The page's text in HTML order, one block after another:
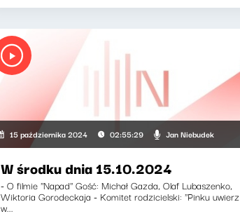
15 października 2024 02:55:29 Jan Niebudek
W środku dnia 15.10.2024
- O filmie ''Napad'' Gość: Michał Gazda, Olaf Lubaszenko,
Wiktoria Gorodeckaja - Komitet rodzicielski: ''Pinku uwierz
w...